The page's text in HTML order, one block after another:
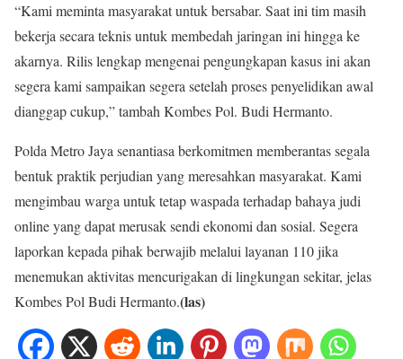
“Kami meminta masyarakat untuk bersabar. Saat ini tim masih
bekerja secara teknis untuk membedah jaringan ini hingga ke
akarnya. Rilis lengkap mengenai pengungkapan kasus ini akan
segera kami sampaikan segera setelah proses penyelidikan awal
dianggap cukup,” tambah Kombes Pol. Budi Hermanto.
Polda Metro Jaya senantiasa berkomitmen memberantas segala
bentuk praktik perjudian yang meresahkan masyarakat. Kami
mengimbau warga untuk tetap waspada terhadap bahaya judi
online yang dapat merusak sendi ekonomi dan sosial. Segera
laporkan kepada pihak berwajib melalui layanan 110 jika
menemukan aktivitas mencurigakan di lingkungan sekitar, jelas
Kombes Pol Budi Hermanto.(las)